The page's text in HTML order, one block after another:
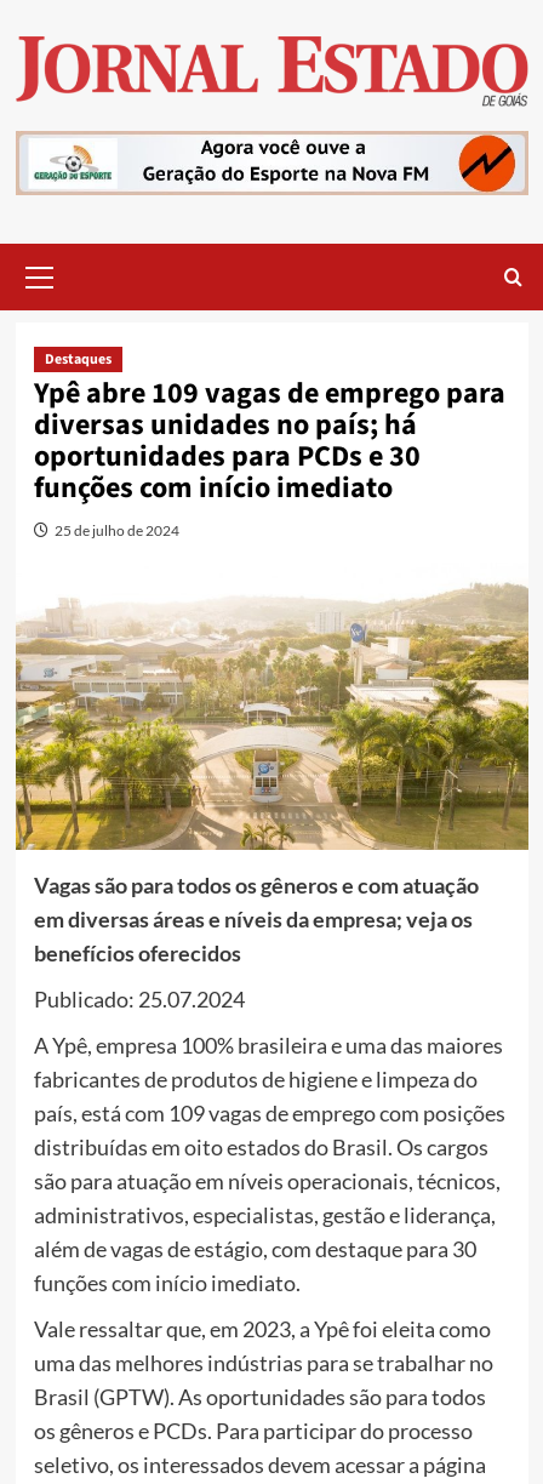
content
Menu
Destaques
Ypê abre 109 vagas de emprego para
diversas unidades no país; há
oportunidades para PCDs e 30
funções com início imediato
25 de julho de 2024
Vagas são para todos os gêneros e com atuação
em diversas áreas e níveis da empresa; veja os
benefícios oferecidos
Publicado: 25.07.2024
A Ypê, empresa 100% brasileira e uma das maiores
fabricantes de produtos de higiene e limpeza do
país, está com 109 vagas de emprego com posições
distribuídas em oito estados do Brasil. Os cargos
são para atuação em níveis operacionais, técnicos,
administrativos, especialistas, gestão e liderança,
além de vagas de estágio, com destaque para 30
funções com início imediato.
Vale ressaltar que, em 2023, a Ypê foi eleita como
uma das melhores indústrias para se trabalhar no
Brasil (GPTW). As oportunidades são para todos
os gêneros e PCDs. Para participar do processo
seletivo, os interessados devem acessar a página